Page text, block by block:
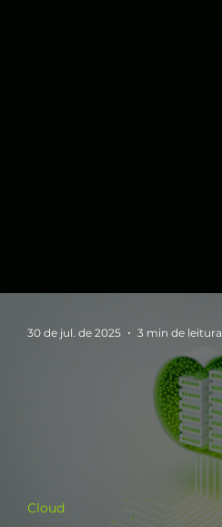
Cloud
30 de jul. de 2025 3 min de leitura